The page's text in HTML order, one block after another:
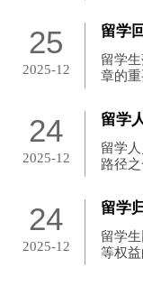
25
2025-12
留学
章的
24
2025-12
留学
路径
24
2025-12
留学
等权